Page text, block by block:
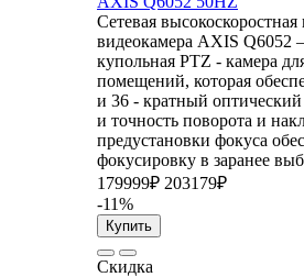
Сетевая
видеокамера AXIS Q6052
купольная PTZ - камера
помещений, которая
и 36 - кратный
и точность поворота и
предустановки фокуса
фокусировку в заранее
179999₽ 203179₽
-11%
Купить
Скидка